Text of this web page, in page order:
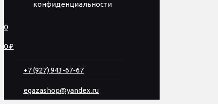
конфиденциальности
0
0 ₽
+7 (927) 943-67-67
egazashop@yandex.ru